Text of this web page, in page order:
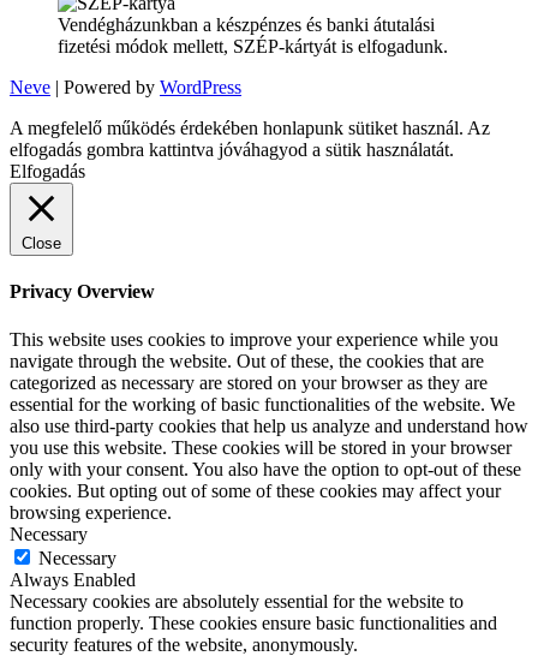
Vendégházunkban a készpénzes és banki átutalási
fizetési módok mellett, SZÉP-kártyát is elfogadunk.
Neve | Powered by WordPress
A megfelelő működés érdekében honlapunk sütiket használ. Az
elfogadás gombra kattintva jóváhagyod a sütik használatát.
Elfogadás
Close
Privacy Overview
This website uses cookies to improve your experience while you
navigate through the website. Out of these, the cookies that are
categorized as necessary are stored on your browser as they are
essential for the working of basic functionalities of the website. We
also use third-party cookies that help us analyze and understand how
you use this website. These cookies will be stored in your browser
only with your consent. You also have the option to opt-out of these
cookies. But opting out of some of these cookies may affect your
browsing experience.
Necessary
Necessary
Always Enabled
Necessary cookies are absolutely essential for the website to
function properly. These cookies ensure basic functionalities and
security features of the website, anonymously.